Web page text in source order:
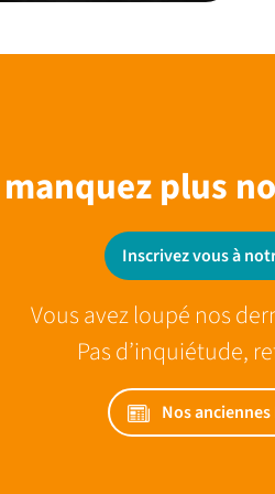
plus
Inscrivez vous à
Vous avez loupé nos
Pas d’inquiétude,
Nos